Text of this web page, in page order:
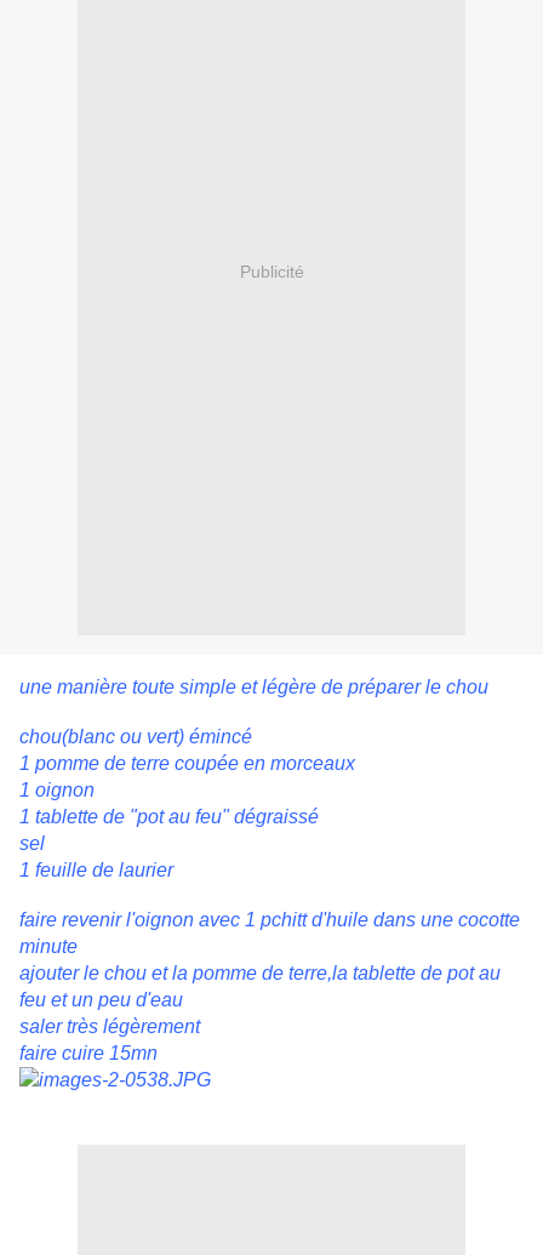
Publicité
une manière toute simple et légère de préparer le chou
chou(blanc ou vert) émincé
1 pomme de terre coupée en morceaux
1 oignon
1 tablette de "pot au feu" dégraissé
sel
1 feuille de laurier
faire revenir l'oignon avec 1 pchitt d'huile dans une cocotte
minute
ajouter le chou et la pomme de terre,la tablette de pot au
feu et un peu d'eau
saler très légèrement
faire cuire 15mn